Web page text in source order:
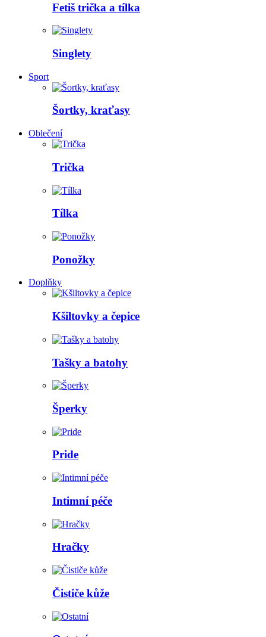
Fetiš trička a tílka
Singlety
Sport
Šortky, kraťasy
Oblečení
Trička
Tílka
Ponožky
Doplňky
Kšiltovky a čepice
Tašky a batohy
Šperky
Pride
Intimní péče
Hračky
Čističe kůže